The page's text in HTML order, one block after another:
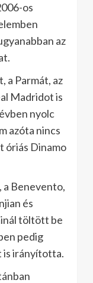
os
az
a Parmát, az
Madridot is
nyolc
azóta nincs
óriás Dinamo
a Benevento,
és
töltött be
pedig
is irányította.